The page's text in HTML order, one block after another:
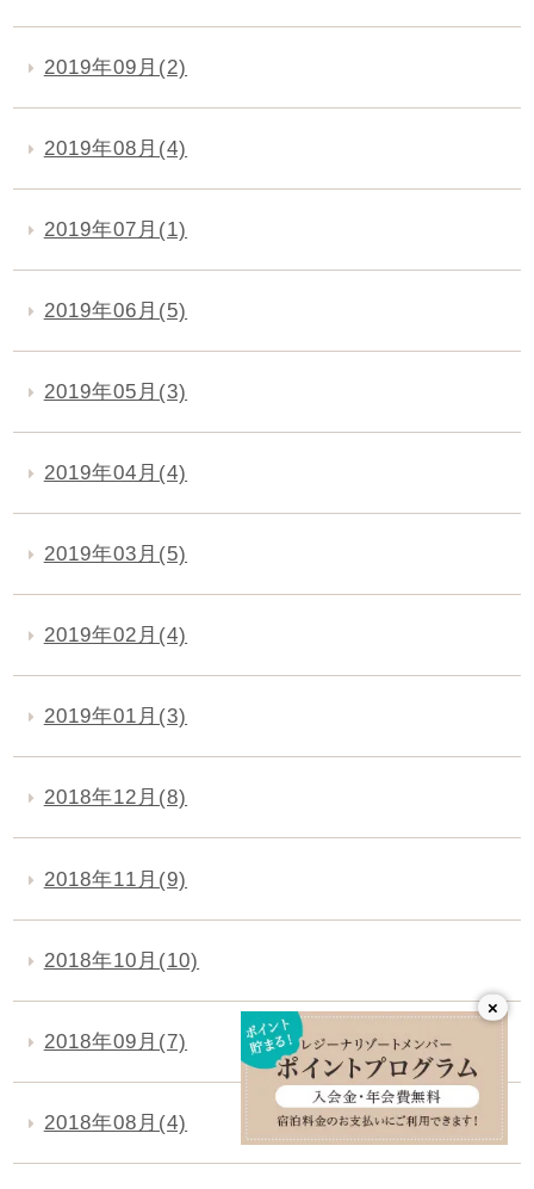
2019年09月(2)
2019年08月(4)
2019年07月(1)
2019年06月(5)
2019年05月(3)
2019年04月(4)
2019年03月(5)
2019年02月(4)
2019年01月(3)
2018年12月(8)
2018年11月(9)
2018年10月(10)
2018年09月(7)
2018年08月(4)
×